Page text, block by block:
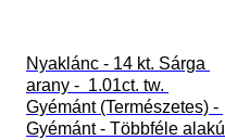
Nyaklánc - 14 kt. Sárga
arany -  1.01ct. tw.
Gyémánt (Természetes) -
Gyémánt - Többféle alakú